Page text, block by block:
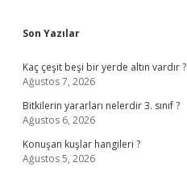
Sidebar
Son Yazılar
Kaç çeşit beşi bir yerde altın vardır ?
Ağustos 7, 2026
Bitkilerin yararları nelerdir 3. sınıf ?
Ağustos 6, 2026
Konuşan kuşlar hangileri ?
Ağustos 5, 2026